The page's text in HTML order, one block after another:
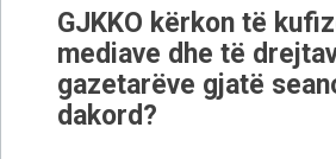
GJKKO kërkon të
mediave dhe të
gazetarëve gjatë
dakord?